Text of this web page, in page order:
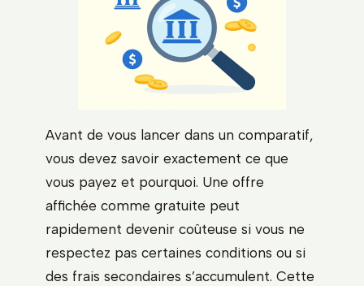
Avant de vous lancer dans un comparatif,
vous devez savoir exactement ce que
vous payez et pourquoi. Une offre
affichée comme gratuite peut
rapidement devenir coûteuse si vous ne
respectez pas certaines conditions ou si
des frais secondaires s’accumulent. Cette